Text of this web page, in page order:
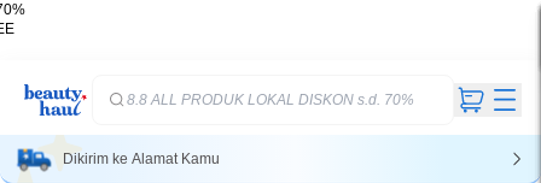
8.8 ALL PRODUK LOKAL DISKON s.d. 70%
Dikirim ke Alamat Kamu